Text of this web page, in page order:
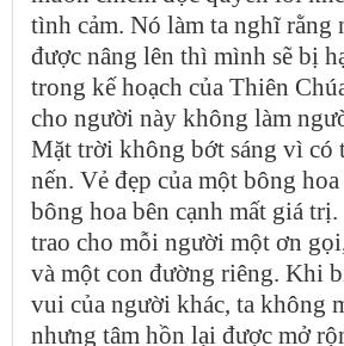
tình cảm. Nó làm ta nghĩ rằng
được nâng lên thì mình sẽ bị
trong kế hoạch của Thiên
cho người này không làm
Mặt trời không bớt sáng vì có
nến. Vẻ đẹp của một bông
bông hoa bên cạnh mất giá
trao cho mỗi người một ơn
và một con đường riêng. Khi
vui của người khác, ta không
nhưng tâm hồn lại được mở